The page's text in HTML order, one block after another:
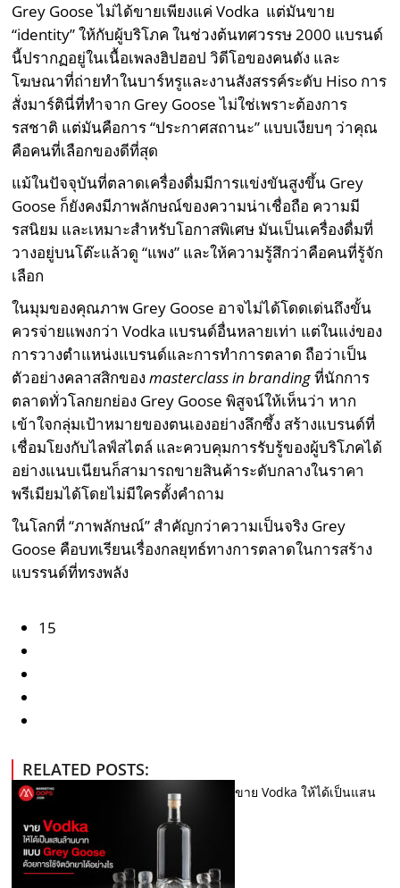
Grey Goose ไม่ได้ขายเพียงแค่ Vodka แต่มันขาย
“identity” ให้กับผู้บริโภค ในช่วงต้นทศวรรษ 2000 แบรนด์
นี้ปรากฏอยู่ในเนื้อเพลงฮิปฮอป วิดีโอของคนดัง และ
โฆษณาที่ถ่ายทำในบาร์หรูและงานสังสรรค์ระดับ Hiso การ
สั่งมาร์ตินี่ที่ทำจาก Grey Goose ไม่ใช่เพราะต้องการ
รสชาติ แต่มันคือการ “ประกาศสถานะ” แบบเงียบๆ ว่าคุณ
คือคนที่เลือกของดีที่สุด
แม้ในปัจจุบันที่ตลาดเครื่องดื่มมีการแข่งขันสูงขึ้น Grey
Goose ก็ยังคงมีภาพลักษณ์ของความน่าเชื่อถือ ความมี
รสนิยม และเหมาะสำหรับโอกาสพิเศษ มันเป็นเครื่องดื่มที่
วางอยู่บนโต๊ะแล้วดู “แพง” และให้ความรู้สึกว่าคือคนที่รู้จัก
เลือก
ในมุมของคุณภาพ Grey Goose อาจไม่ได้โดดเด่นถึงขั้น
ควรจ่ายแพงกว่า Vodka แบรนด์อื่นหลายเท่า แต่ในแง่ของ
การวางตำแหน่งแบรนด์และการทำการตลาด ถือว่าเป็น
ตัวอย่างคลาสสิกของmasterclass in brandingที่นักการ
ตลาดทั่วโลกยกย่อง Grey Goose พิสูจน์ให้เห็นว่า หาก
เข้าใจกลุ่มเป้าหมายของตนเองอย่างลึกซึ้ง สร้างแบรนด์ที่
เชื่อมโยงกับไลฟ์สไตล์ และควบคุมการรับรู้ของผู้บริโภคได้
อย่างแนบเนียนก็สามารถขายสินค้าระดับกลางในราคา
พรีเมียมได้โดยไม่มีใครตั้งคำถาม
ในโลกที่ “ภาพลักษณ์” สำคัญกว่าความเป็นจริง Grey
Goose คือบทเรียนเรื่องกลยุทธ์ทางการตลาดในการสร้าง
แบรรนด์ที่ทรงพลัง
15
RELATED POSTS:
ขาย Vodka ให้ได้เป็นแสน